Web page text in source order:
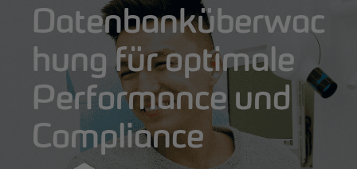
Datenbanküberwac
hung für optimale
Performance und
Compliance